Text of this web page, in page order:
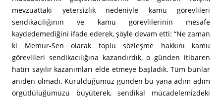
mevzuattaki yetersizlik nedeniyle kamu görevlileri
sendikacılığının ve kamu görevlilerinin mesafe
kaydedemediğini ifade ederek, şöyle devam etti: “Ne zaman
ki Memur-Sen olarak toplu sözleşme hakkını kamu
görevlileri sendikacılığına kazandırdık, o günden itibaren
hatırı sayılır kazanımları elde etmeye başladık. Tüm bunlar
aniden olmadı. Kurulduğumuz günden bu yana adım adım
örgütlülüğümüzü büyüterek, sendikal mücadelemizdeki